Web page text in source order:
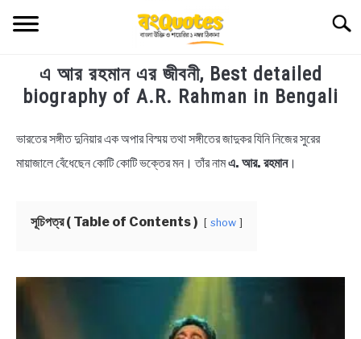
TECHNOLOGY
BIOGRAPHY
EDUCATIONAL
এ আর রহমান এর জীবনী, Best detailed
biography of A.R. Rahman in Bengali
in
Biography
ভারতের সঙ্গীত দুনিয়ার এক অপার বিস্ময় তথা সঙ্গীতের জাদুকর যিনি নিজের সুরের
মায়াজালে বেঁধেছেন কোটি কোটি ভক্তের মন। তাঁর নামএ. আর. রহমান।
সূচিপত্র ( Table of Contents ) show